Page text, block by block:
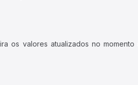
os valores atualizados no